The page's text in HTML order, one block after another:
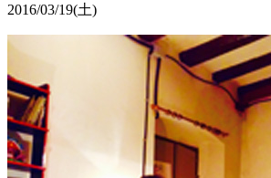
2016/03/19(土)